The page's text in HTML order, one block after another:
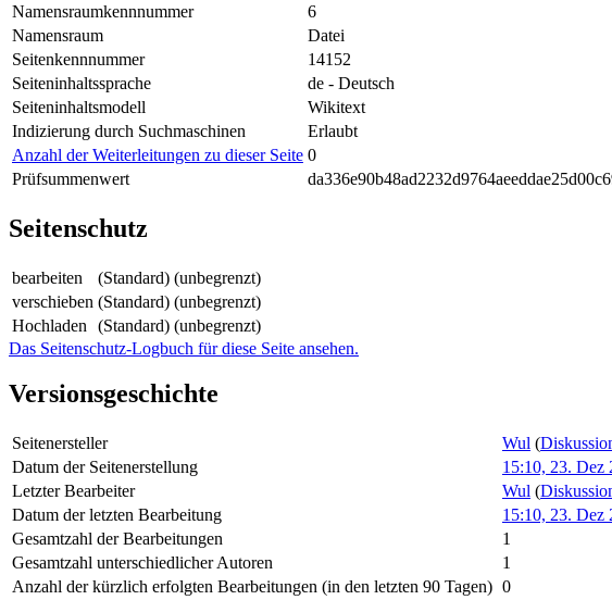
Namensraumkennnummer
6
Namensraum
Datei
Seitenkennnummer
14152
Seiteninhaltssprache
de - Deutsch
Seiteninhaltsmodell
Wikitext
Indizierung durch Suchmaschinen
Erlaubt
Anzahl der Weiterleitungen zu dieser Seite 0
Prüfsummenwert
Seitenschutz
bearbeiten
(Standard) (unbegrenzt)
verschieben (Standard) (unbegrenzt)
Hochladen
(Standard) (unbegrenzt)
Das Seitenschutz-Logbuch für diese Seite ansehen.
Versionsgeschichte
Seitenersteller Wul (
Datum der Seitenerstellung
15:10, 23. Dez
Letzter Bearbeiter
Wul (
Datum der letzten Bearbeitung
15:10, 23. Dez
Gesamtzahl der Bearbeitungen
1
Gesamtzahl unterschiedlicher Autoren
1
Anzahl der kürzlich erfolgten Bearbeitungen (in den letzten 90 Tagen) 0